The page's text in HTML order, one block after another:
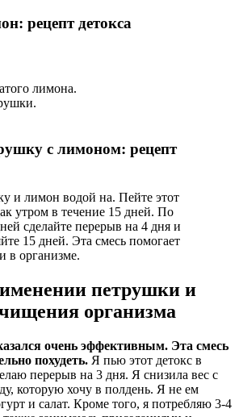
рецепт детокса
лимона.
с лимоном: рецепт
и лимон водой на. Пейте этот
утром в течение 15 дней. По
сделайте перерыв на 4 дня и
15 дней. Эта смесь помогает
в организме.
петрушки и
организма
очень эффективным. Эта смесь
похудеть. Я пью этот детокс в
перерыв на 3 дня. Я снизила вес с
которую хочу в полдень. Я не ем
и салат. Кроме того, я потребляю 3-4